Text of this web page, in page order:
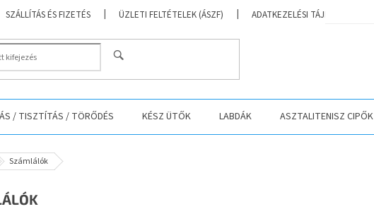
SZÁLLÍTÁS ÉS FIZETÉS ÜZLETI FELTÉTELEK (ÁSZF) ADATKEZELÉSI TÁJÉKOZTATÓ
/ TISZTÍTÁS / TÖRŐDÉS KÉSZ ÜTŐK LABDÁK ASZTALITENISZ CIPŐK
Számlálók